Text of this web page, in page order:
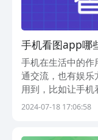
手机看图app哪
手机在生活中的作
通交流，也有娱乐
用到，比如让手
迎，目前手机看图
2024-07-18 17:06:58